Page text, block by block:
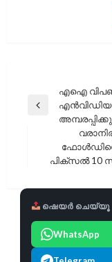
Previous
എഐ
Post
പിക്സൽ 10
ഷെയർ ചെയ്യൂ
WhatsApp